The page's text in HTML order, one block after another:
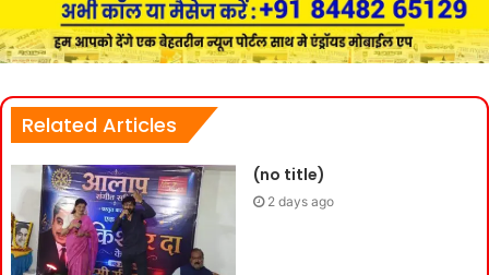
Related Articles
(no title)
2 days ago